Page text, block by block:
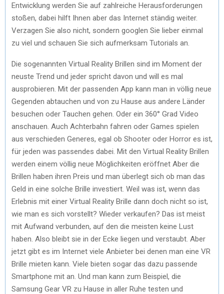
Entwicklung werden Sie auf zahlreiche Herausforderungen
stoßen, dabei hilft Ihnen aber das Internet ständig weiter.
Verzagen Sie also nicht, sondern googlen Sie lieber einmal
zu viel und schauen Sie sich aufmerksam Tutorials an.
Die sogenannten Virtual Reality Brillen sind im Moment der
neuste Trend und jeder spricht davon und will es mal
ausprobieren. Mit der passenden App kann man in völlig neue
Gegenden abtauchen und von zu Hause aus andere Länder
besuchen oder Tauchen gehen. Oder ein 360° Grad Video
anschauen. Auch Achterbahn fahren oder Games spielen
aus verschieden Generes, egal ob Shooter oder Horror es ist,
für jeden was passendes dabei. Mit den Virtual Reality Brillen
werden einem völlig neue Möglichkeiten eröffnet Aber die
Brillen haben ihren Preis und man überlegt sich ob man das
Geld in eine solche Brille investiert. Weil was ist, wenn das
Erlebnis mit einer Virtual Reality Brille dann doch nicht so ist,
wie man es sich vorstellt? Wieder verkaufen? Das ist meist
mit Aufwand verbunden, auf den die meisten keine Lust
haben. Also bleibt sie in der Ecke liegen und verstaubt. Aber
jetzt gibt es im Internet viele Anbieter bei denen man eine VR
Brille mieten kann. Viele bieten sogar das dazu passende
Smartphone mit an. Und man kann zum Beispiel, die
Samsung Gear VR zu Hause in aller Ruhe testen und